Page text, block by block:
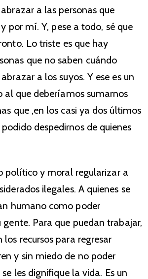
a las personas que
por mí. Y, pese a todo, sé que
Lo triste es que hay
que no saben cuándo
a los suyos. Y ese es un
al que deberíamos sumarnos
que ,en los casi ya dos últimos
despedirnos de quienes
político y moral regularizar a
ilegales. A quienes se
humano como poder
gente. Para que puedan trabajar,
recursos para regresar
y sin miedo de no poder
les dignifique la vida. Es un